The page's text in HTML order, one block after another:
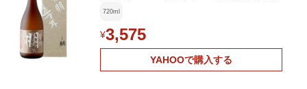
720ml
¥3,575
YAHOOで購入する